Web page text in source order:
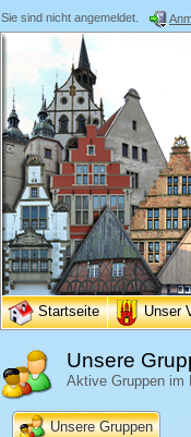
Sie sind nicht angemeldet.
Startseite Unser
Unsere
Aktive Gruppen im
Unsere Gruppen